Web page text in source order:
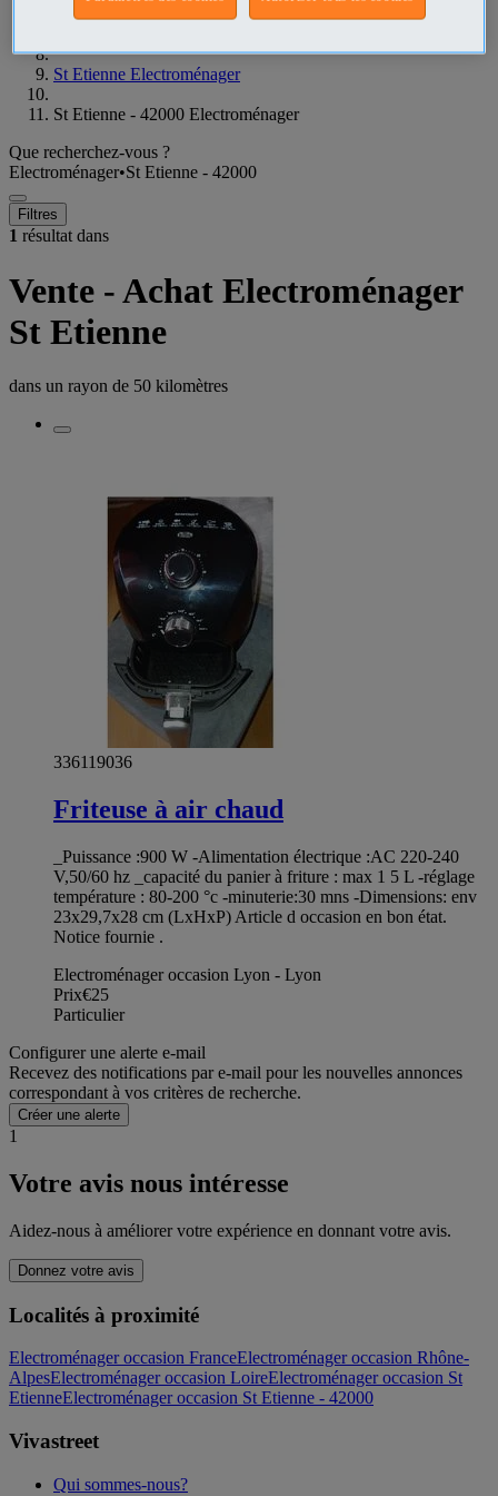
St Etienne Electroménager
St Etienne - 42000 Electroménager
Que recherchez-vous ?
Electroménager•St Etienne - 42000
Filtres
1 résultat dans
Vente - Achat Electroménager
St Etienne
dans un rayon de 50 kilomètres
336119036
Friteuse à air chaud
_Puissance :900 W -Alimentation électrique :AC 220-240
V,50/60 hz _capacité du panier à friture : max 1 5 L -réglage
température : 80-200 °c -minuterie:30 mns -Dimensions: env
23x29,7x28 cm (LxHxP) Article d occasion en bon état.
Notice fournie .
Electroménager occasion Lyon - Lyon
Prix€25
Particulier
Configurer une alerte e-mail
Recevez des notifications par e-mail pour les nouvelles annonces
correspondant à vos critères de recherche.
Créer une alerte
1
Votre avis nous intéresse
Aidez-nous à améliorer votre expérience en donnant votre avis.
Donnez votre avis
Localités à proximité
Electroménager occasion FranceElectroménager occasion Rhône-
AlpesElectroménager occasion LoireElectroménager occasion St
EtienneElectroménager occasion St Etienne - 42000
Vivastreet
Qui sommes-nous?